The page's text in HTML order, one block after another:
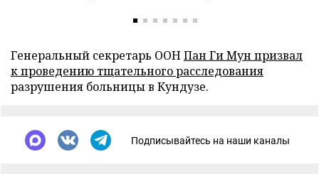
Генеральный секретарь ООНПан Ги Мун призвал
к проведению тщательного расследования
разрушения больницы в Кундузе.
Подписывайтесь на наши каналы